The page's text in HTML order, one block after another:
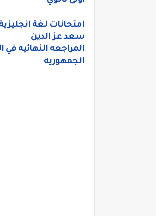
امتحانات لغة
سعد عز الدين
المراجعه النهائيه في
الجمهوريه